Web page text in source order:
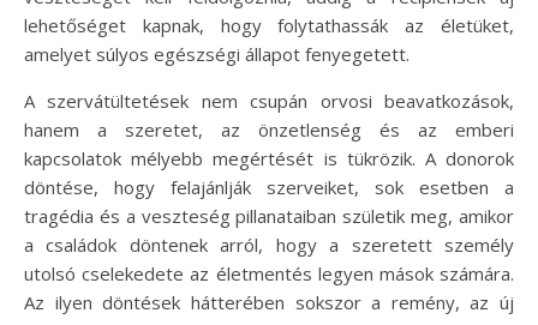
lehetőséget kapnak, hogy folytathassák az életüket,
amelyet súlyos egészségi állapot fenyegetett.
A szervátültetések nem csupán orvosi beavatkozások,
hanem a szeretet, az önzetlenség és az emberi
kapcsolatok mélyebb megértését is tükrözik. A donorok
döntése, hogy felajánlják szerveiket, sok esetben a
tragédia és a veszteség pillanataiban születik meg, amikor
a családok döntenek arról, hogy a szeretett személy
utolsó cselekedete az életmentés legyen mások számára.
Az ilyen döntések hátterében sokszor a remény, az új